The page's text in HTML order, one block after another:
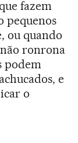
fazem
pequenos
ou quando
ronrona
podem
e
o